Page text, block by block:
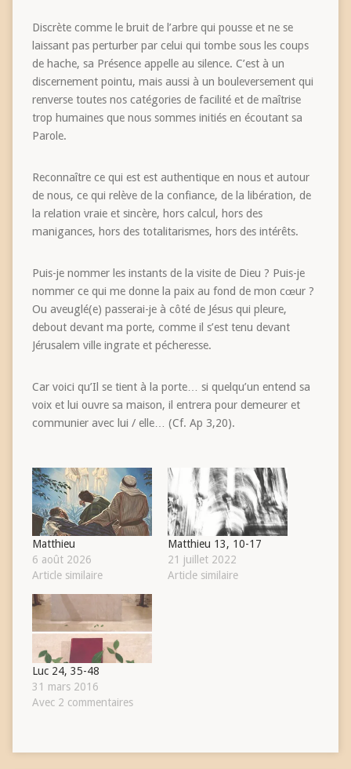
Discrète comme le bruit de l’arbre qui pousse et ne se
laissant pas perturber par celui qui tombe sous les coups
de hache, sa Présence appelle au silence. C’est à un
discernement pointu, mais aussi à un bouleversement qui
renverse toutes nos catégories de facilité et de maîtrise
trop humaines que nous sommes initiés en écoutant sa
Parole.
Reconnaître ce qui est est authentique en nous et autour
de nous, ce qui relève de la confiance, de la libération, de
la relation vraie et sincère, hors calcul, hors des
manigances, hors des totalitarismes, hors des intérêts.
Puis-je nommer les instants de la visite de Dieu ? Puis-je
nommer ce qui me donne la paix au fond de mon cœur ?
Ou aveuglé(e) passerai-je à côté de Jésus qui pleure,
debout devant ma porte, comme il s’est tenu devant
Jérusalem ville ingrate et pécheresse.
Car voici qu’Il se tient à la porte… si quelqu’un entend sa
voix et lui ouvre sa maison, il entrera pour demeurer et
communier avec lui / elle… (Cf. Ap 3,20).
Matthieu
6 août 2026
Article similaire
Matthieu 13, 10-17
21 juillet 2022
Article similaire
Luc 24, 35-48
31 mars 2016
Avec 2 commentaires